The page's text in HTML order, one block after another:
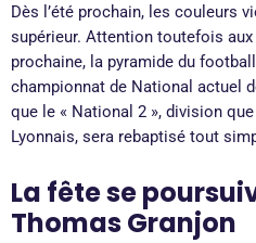
Dès l’été prochain, les couleurs
supérieur. Attention toutefois
prochaine, la pyramide du
championnat de National actuel
que le « National 2 », division
Lyonnais, sera rebaptisé tout
La fête se
Thomas Granjon